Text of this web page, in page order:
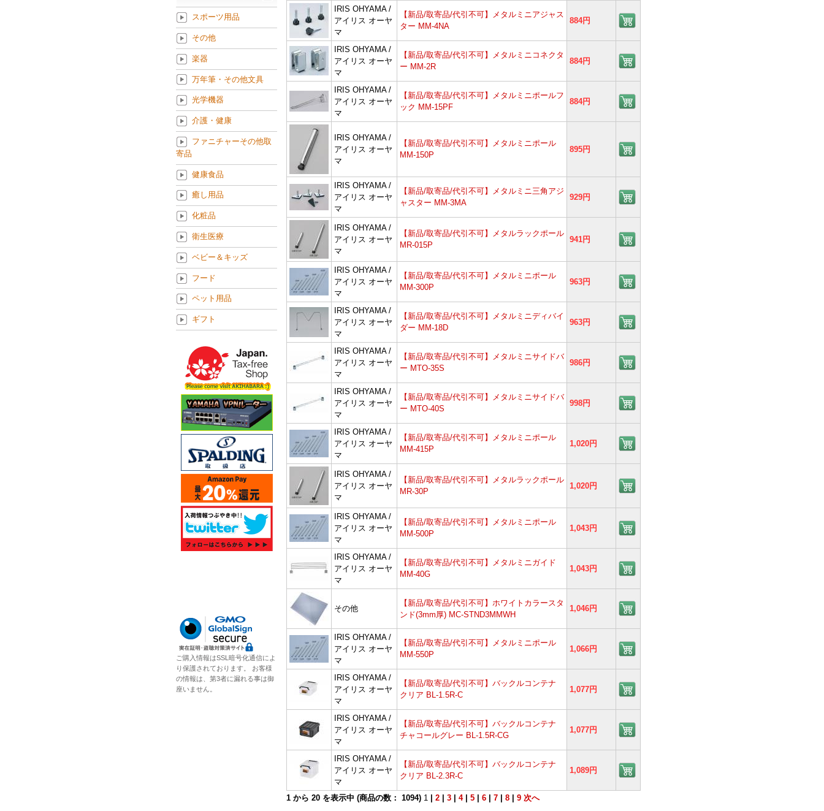
IRIS OHYAMA /
アイリス オーヤ
マ
【新品/取寄品/代引不可】メタルミニアジャス
ター MM-4NA
884円
IRIS OHYAMA /
アイリス オーヤ
マ
【新品/取寄品/代引不可】メタルミニコネクタ
ー MM-2R
884円
IRIS OHYAMA /
アイリス オーヤ
マ
【新品/取寄品/代引不可】メタルミニポールフ
ック MM-15PF
884円
IRIS OHYAMA /
アイリス オーヤ
マ
【新品/取寄品/代引不可】メタルミニポール
MM-150P
895円
IRIS OHYAMA /
アイリス オーヤ
マ
【新品/取寄品/代引不可】メタルミニ三角アジ
ャスター MM-3MA
929円
IRIS OHYAMA /
アイリス オーヤ
マ
【新品/取寄品/代引不可】メタルラックポール
MR-015P
941円
IRIS OHYAMA /
アイリス オーヤ
マ
【新品/取寄品/代引不可】メタルミニポール
MM-300P
963円
IRIS OHYAMA /
アイリス オーヤ
マ
【新品/取寄品/代引不可】メタルミニディバイ
ダー MM-18D
963円
IRIS OHYAMA /
アイリス オーヤ
マ
【新品/取寄品/代引不可】メタルミニサイドバ
ー MTO-35S
986円
IRIS OHYAMA /
アイリス オーヤ
マ
【新品/取寄品/代引不可】メタルミニサイドバ
ー MTO-40S
998円
IRIS OHYAMA /
アイリス オーヤ
マ
【新品/取寄品/代引不可】メタルミニポール
MM-415P
1,020円
IRIS OHYAMA /
アイリス オーヤ
マ
【新品/取寄品/代引不可】メタルラックポール
MR-30P
1,020円
IRIS OHYAMA /
アイリス オーヤ
マ
【新品/取寄品/代引不可】メタルミニポール
MM-500P
1,043円
IRIS OHYAMA /
アイリス オーヤ
マ
【新品/取寄品/代引不可】メタルミニガイド
MM-40G
1,043円
その他
【新品/取寄品/代引不可】ホワイトカラースタ
ンド(3mm厚) MC-STND3MMWH
1,046円
IRIS OHYAMA /
アイリス オーヤ
マ
【新品/取寄品/代引不可】メタルミニポール
MM-550P
1,066円
IRIS OHYAMA /
アイリス オーヤ
マ
【新品/取寄品/代引不可】バックルコンテナ
クリア BL-1.5R-C
1,077円
IRIS OHYAMA /
アイリス オーヤ
マ
【新品/取寄品/代引不可】バックルコンテナ
チャコールグレー BL-1.5R-CG
1,077円
IRIS OHYAMA /
アイリス オーヤ
マ
【新品/取寄品/代引不可】バックルコンテナ
クリア BL-2.3R-C
1,089円
1 から 20 を表示中 (商品の数： 1094) 1 2 3 4| 5 6 7 8 9 次へ
スポーツ用品
その他
楽器
万年筆・その他文具
光学機器
介護・健康
ファニチャーその他取
寄品
健康食品
癒し用品
化粧品
衛生医療
ベビー＆キッズ
フード
ペット用品
ギフト
ご購入情報はSSL暗号化通信によ
り保護されております。 お客様
の情報は、第3者に漏れる事は御
座いません。